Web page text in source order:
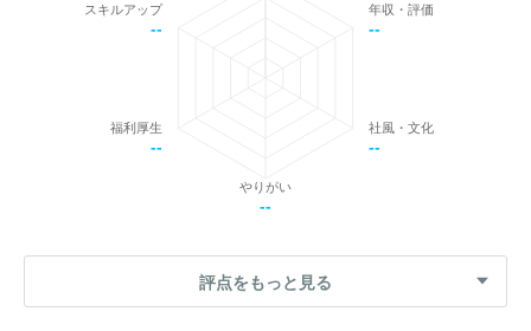
年収・評価
--
社風・文化
--
やりがい
--
福利厚生
--
スキルアップ
--
評点をもっと見る